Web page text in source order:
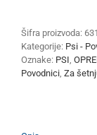
8
m
količina
Šifra proizvoda:
Kategorije: Psi -
Oznake: PSI
Povodnici Za